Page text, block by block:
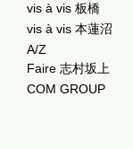
vis à vis 板橋
vis à vis 本蓮沼
A/Z
Faire 志村坂上
COM GROUP